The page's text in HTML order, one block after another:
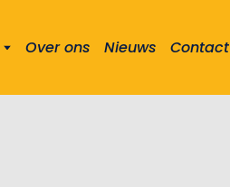
Over ons Nieuws Contact